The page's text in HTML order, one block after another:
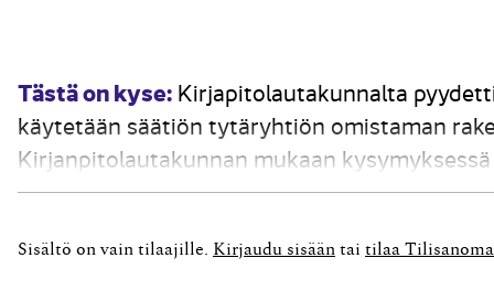
Tästä on kyse: Kirjapitolautakunnalta
käytetään säätiön tytäryhtiön omistaman
Kirjanpitolautakunnan mukaan
suoraan toisen kirjanpitovelvollisen
Sisältö on vain tilaajille. Kirjaudu sisään tai tilaa